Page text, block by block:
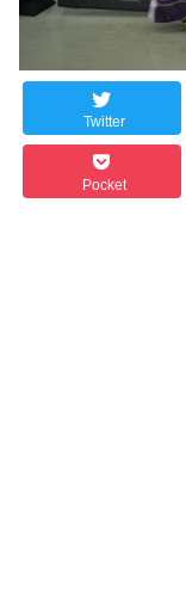
Twitter
Pocket